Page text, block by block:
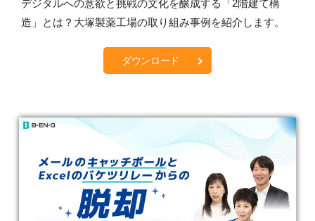
デジタルへの意欲と挑戦の文化を醸成する「2階建て構
造」とは？大塚製薬工場の取り組み事例を紹介します。
ダウンロード